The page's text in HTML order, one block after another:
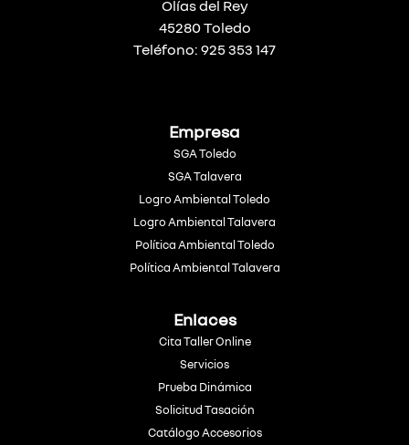
Olías del Rey
45280 Toledo
Teléfono: 925 353 147
Empresa
SGA Toledo
SGA Talavera
Logro Ambiental Toledo
Logro Ambiental Talavera
Política Ambiental Toledo
Política Ambiental Talavera
Enlaces
Cita Taller Online
Servicios
Prueba Dinámica
Solicitud Tasación
Catálogo Accesorios